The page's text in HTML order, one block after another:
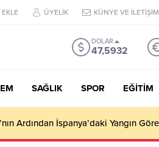
ÜYELİK KÜNYE VE İLETİŞİM
DOLAR
47,5932
SAĞLIK SPOR EĞİTİM
Ekipleri Araçta Doğum Yaptırdı!